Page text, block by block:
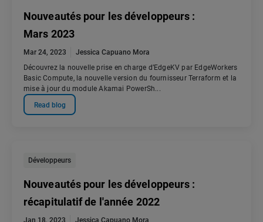
Nouveautés pour les développeurs :
Mars 2023
Mar 24, 2023
Jessica Capuano Mora
Découvrez la nouvelle prise en charge d’EdgeKV par EdgeWorkers
Basic Compute, la nouvelle version du fournisseur Terraform et la
mise à jour du module Akamai PowerSh...
Read blog
Développeurs
Nouveautés pour les développeurs :
récapitulatif de l'année 2022